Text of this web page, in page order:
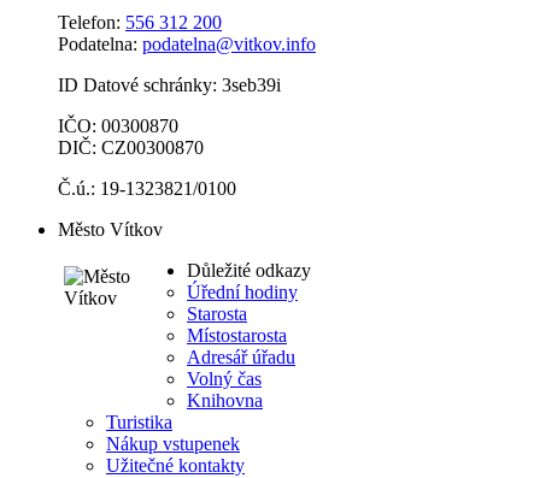
Telefon: 556 312 200
Podatelna: podatelna@vitkov.info
ID Datové schránky: 3seb39i
IČO: 00300870
DIČ: CZ00300870
Č.ú.: 19-1323821/0100
Město Vítkov
Důležité odkazy
Úřední hodiny
Starosta
Místostarosta
Adresář úřadu
Volný čas
Knihovna
Turistika
Nákup vstupenek
Užitečné kontakty